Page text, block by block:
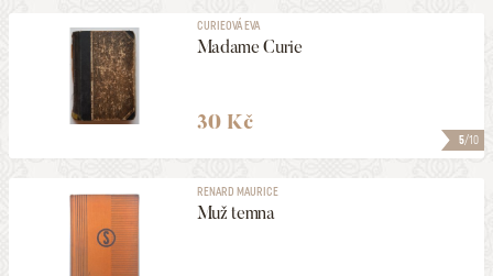
5/10
CURIEOVÁ EVA
Madame Curie
30 Kč
RENARD MAURICE
Muž temna